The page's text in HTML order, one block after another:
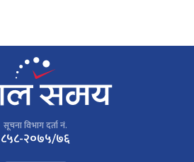
सूचना विभाग दर्ता नं.
८५८-२०७५/७६